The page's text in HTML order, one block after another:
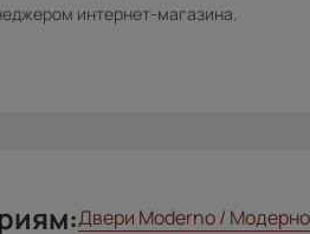
интернет-магазина.
Двери Moderno / Модерно